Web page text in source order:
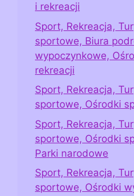
i rekreacji
Sport, Rekreacja,
sportowe, Biura
wypoczynkowe,
rekreacji
Sport, Rekreacja,
sportowe, Ośrodki
Sport, Rekreacja,
sportowe, Ośrodki
Parki narodowe
Sport, Rekreacja,
sportowe, Ośrodki